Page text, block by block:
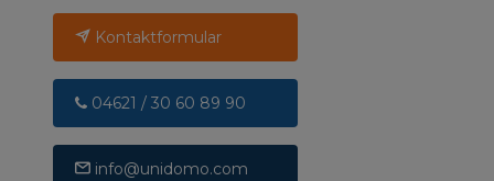
Kontaktformular
04621 / 30 60 89 90
info@unidomo.com